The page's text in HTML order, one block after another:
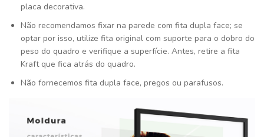
placa decorativa.
Não recomendamos fixar na parede com fita dupla face; se
optar por isso, utilize fita original com suporte para o dobro do
peso do quadro e verifique a superfície. Antes, retire a fita
Kraft que fica atrás do quadro.
Não fornecemos fita dupla face, pregos ou parafusos.